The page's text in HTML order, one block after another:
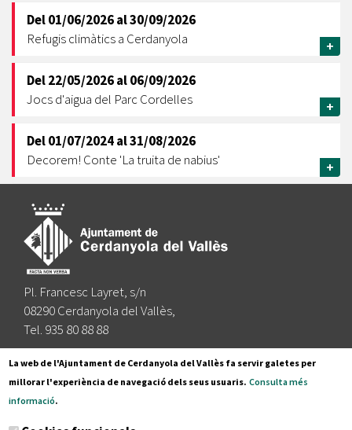
Del01/06/2026al30/09/2026
Refugis climàtics a Cerdanyola
+
Del22/05/2026al06/09/2026
Jocs d'aigua del Parc Cordelles
+
Del01/07/2024al31/08/2026
Decorem! Conte 'La truita de nabius'
+
Pl. Francesc Layret, s/n
08290 Cerdanyola del Vallès,
Tel. 935 80 88 88
Segueix-nos a:
La web de l'Ajuntament de Cerdanyola del Vallès fa servir galetes per
millorar l'experiència de navegació dels seus usuaris. Consulta més
informació.